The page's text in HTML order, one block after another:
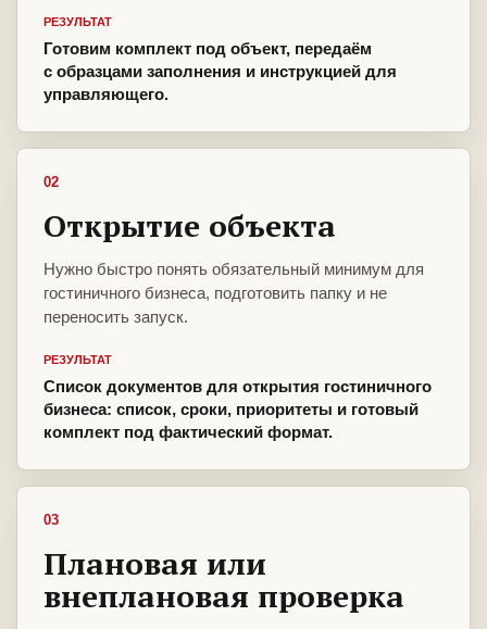
РЕЗУЛЬТАТ
Готовим комплект под объект, передаём
с образцами заполнения и инструкцией для
управляющего.
02
Открытие объекта
Нужно быстро понять обязательный минимум для
гостиничного бизнеса, подготовить папку и не
переносить запуск.
РЕЗУЛЬТАТ
Список документов для открытия гостиничного
бизнеса: список, сроки, приоритеты и готовый
комплект под фактический формат.
03
Плановая или
внеплановая проверка